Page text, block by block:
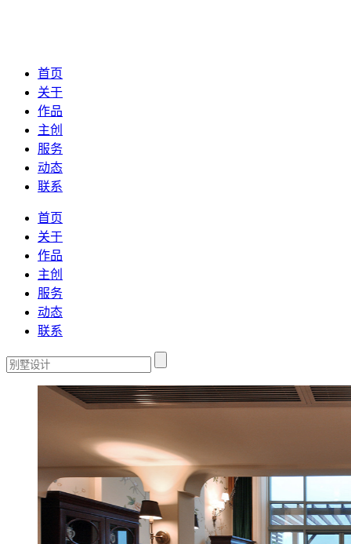
首页
关于
作品
主创
服务
动态
联系
首页
关于
作品
主创
服务
动态
联系